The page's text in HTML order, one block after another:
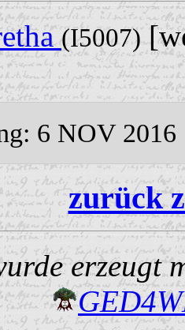
(I5007)
6 NOV 2016
zurück
erzeugt